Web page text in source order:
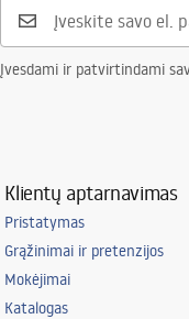
Įvesdami ir patvirtindami
Klientų aptarnavimas
Pristatymas
Grąžinimai ir pretenzijos
Mokėjimai
Katalogas